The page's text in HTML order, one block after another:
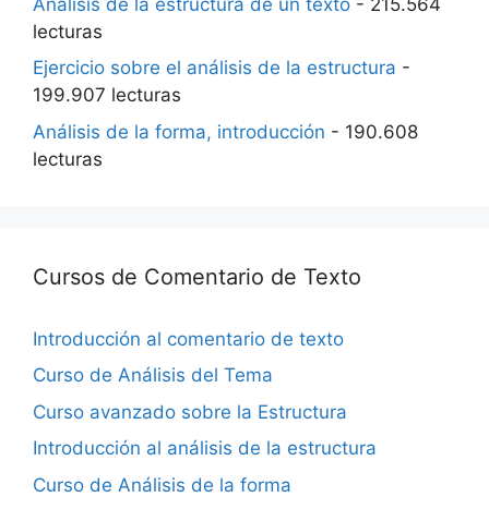
lecturas
Ejercicio sobre el análisis de la estructura -
199.907 lecturas
Análisis de la forma, introducción - 190.608
lecturas
Cursos de Comentario de Texto
Introducción al comentario de texto
Curso de Análisis del Tema
Curso avanzado sobre la Estructura
Introducción al análisis de la estructura
Curso de Análisis de la forma